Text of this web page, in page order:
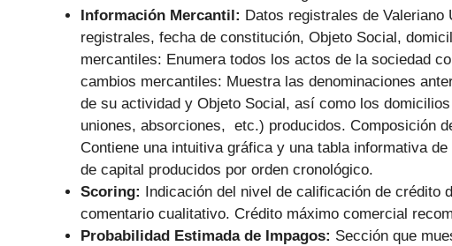
Información Mercantil: Datos registrales de
registrales, fecha de constitución, Objeto Social,
mercantiles: Enumera todos los actos de la sociedad
cambios mercantiles: Muestra las denominaciones
de su actividad y Objeto Social, así como los
uniones, absorciones, etc.) producidos. Composición
Contiene una intuitiva gráfica y una tabla informativa
de capital producidos por orden cronológico.
Scoring: Indicación del nivel de calificación de crédito
comentario cualitativo. Crédito máximo comercial
Probabilidad Estimada de Impagos: Sección que